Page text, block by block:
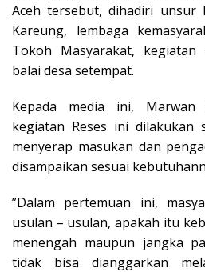
Aceh tersebut, dihadiri unsur
Kareung, lembaga
Tokoh Masyarakat, kegiatan
balai desa setempat.
Kepada media ini, Marwan
kegiatan Reses ini dilakukan
menyerap masukan dan
disampaikan sesuai
”Dalam pertemuan ini,
usulan – usulan, apakah itu
menengah maupun jangka
tidak bisa dianggarkan